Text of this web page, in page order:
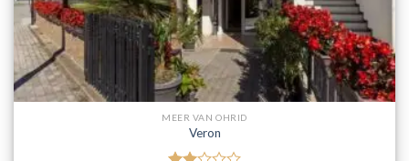
MEER VAN OHRID
Veron